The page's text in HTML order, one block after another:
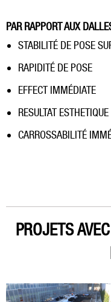
PAR RAPPORT AUX
STABILITÉ DE POSE
RAPIDITÉ DE POSE
EFFECT IMMÉDIATE
RESULTAT
CARROSSABILITÉ
PROJETS